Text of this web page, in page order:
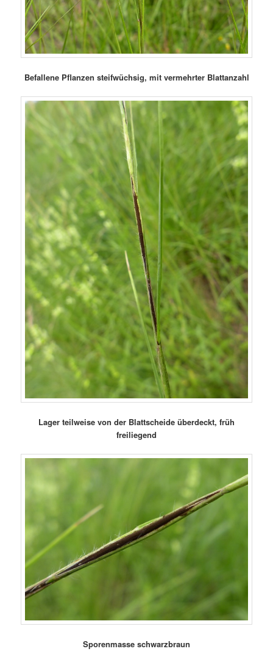
Befallene Pflanzen steifwüchsig, mit vermehrter Blattanzahl
Lager teilweise von der Blattscheide überdeckt, früh
freiliegend
Sporenmasse schwarzbraun